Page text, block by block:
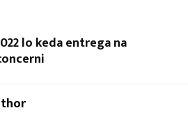
lo keda entrega na